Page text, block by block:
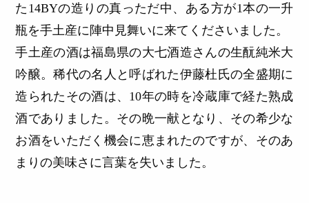
た14BYの造りの真っただ中、ある方が1本の一升
瓶を手土産に陣中見舞いに来てくださいました。
手土産の酒は福島県の大七酒造さんの生酛純米大
吟醸。稀代の名人と呼ばれた伊藤杜氏の全盛期に
造られたその酒は、10年の時を冷蔵庫で経た熟成
酒でありました。その晩一献となり、その希少な
お酒をいただく機会に恵まれたのですが、そのあ
まりの美味さに言葉を失いました。